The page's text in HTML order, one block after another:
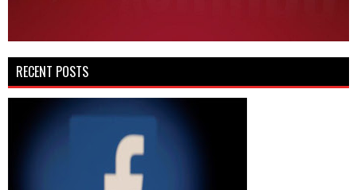
RECENT POSTS